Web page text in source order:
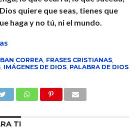
quiere que seas, tienes que
haga y no tú, ni el mundo.
CORREA, FRASES CRISTIANAS,
, IMÁGENES DE DIOS, PALABRA DE DIOS
TI